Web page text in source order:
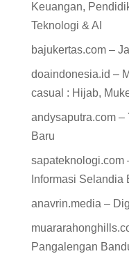
Keuangan,
Teknologi & AI
bajukertas.com –
doaindonesia.id –
casual : Hijab,
andysaputra.com
Baru
sapateknologi.com
Informasi Selandia
anavrin.media –
Pangalengan